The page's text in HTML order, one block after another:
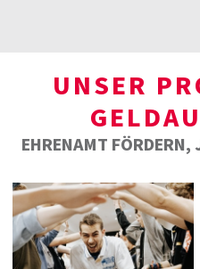
UNSER
EHRENAMT FÖRDERN,